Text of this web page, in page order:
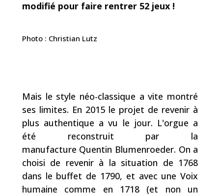
modifié pour faire rentrer 52 jeux !
Photo : Christian Lutz
Mais le style néo-classique a vite montré
ses limites. En 2015 le projet de revenir à
plus authentique a vu le jour. L'orgue a
été reconstruit par la
manufacture Quentin Blumenroeder. On a
choisi de revenir à la situation de 1768
dans le buffet de 1790, et avec une Voix
humaine comme en 1718 (et non un